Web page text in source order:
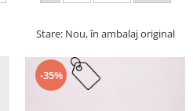
Stare: Nou, în ambalaj original
-35%